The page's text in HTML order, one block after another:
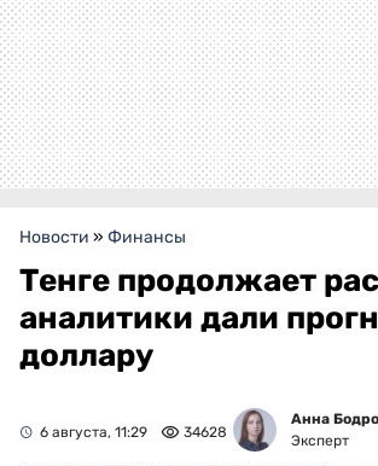
Новости » Финансы
Тенге продолжает
аналитики дали
доллару
6 августа, 11:29 34628
Анна
Эксперт